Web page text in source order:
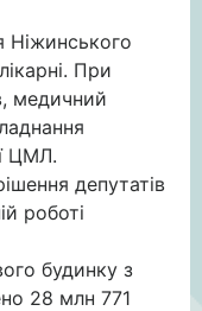
Ніжинського
При
медичний
ЦМЛ.
депутатів
роботі
будинку з
28 млн 771